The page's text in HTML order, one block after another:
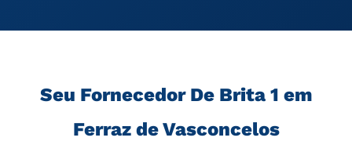
Seu Fornecedor De Brita 1 em
Ferraz de Vasconcelos